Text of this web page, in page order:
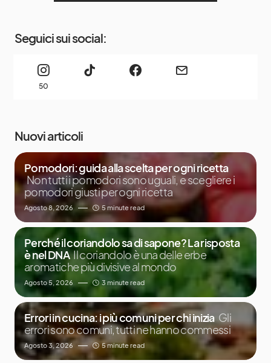
Seguici sui social:
50
Nuovi articoli
Pomodori: guida alla scelta per ogni ricetta
Non tutti i pomodori sono uguali, e scegliere i
pomodori giusti per ogni ricetta
Agosto 8, 2026 5 minute read
Perché il coriandolo sa di sapone? La risposta
è nel DNA Il coriandolo è una delle erbe
aromatiche più divisive al mondo
Agosto 5, 2026 3 minute read
Errori in cucina: i più comuni per chi inizia Gli
errori sono comuni, tutti ne hanno commessi
Agosto 3, 2026 5 minute read